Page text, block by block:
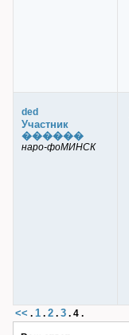
ded
Участник
������
наро-фоМИНСК
<< . 1 . 2 . 3 . 4 .